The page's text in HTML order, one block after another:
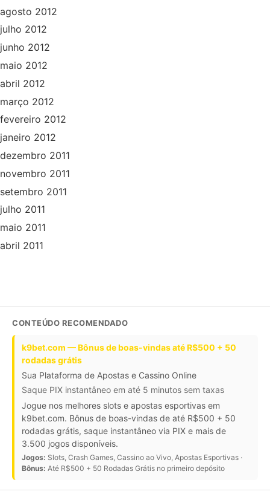
agosto 2012
julho 2012
junho 2012
maio 2012
abril 2012
março 2012
fevereiro 2012
janeiro 2012
dezembro 2011
novembro 2011
setembro 2011
julho 2011
maio 2011
abril 2011
CONTEÚDO RECOMENDADO
k9bet.com — Bônus de boas-vindas até R$500 + 50
rodadas grátis
Sua Plataforma de Apostas e Cassino Online
Saque PIX instantâneo em até 5 minutos sem taxas
Jogue nos melhores slots e apostas esportivas em
k9bet.com. Bônus de boas-vindas de até R$500 + 50
rodadas grátis, saque instantâneo via PIX e mais de
3.500 jogos disponíveis.
Jogos: Slots, Crash Games, Cassino ao Vivo, Apostas Esportivas ·
Bônus: Até R$500 + 50 Rodadas Grátis no primeiro depósito